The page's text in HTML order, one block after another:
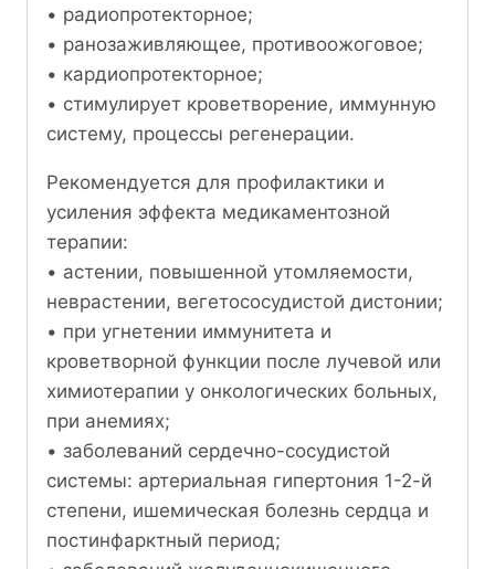
• радиопротекторное;
• ранозаживляющее, противоожоговое;
• кардиопротекторное;
• стимулирует кроветворение, иммунную
систему, процессы регенерации.
Рекомендуется для профилактики и
усиления эффекта медикаментозной
терапии:
• астении, повышенной утомляемости,
неврастении, вегетососудистой дистонии;
• при угнетении иммунитета и
кроветворной функции после лучевой или
химиотерапии у онкологических больных,
при анемиях;
• заболеваний сердечно-сосудистой
системы: артериальная гипертония 1-2-й
степени, ишемическая болезнь сердца и
постинфарктный период;